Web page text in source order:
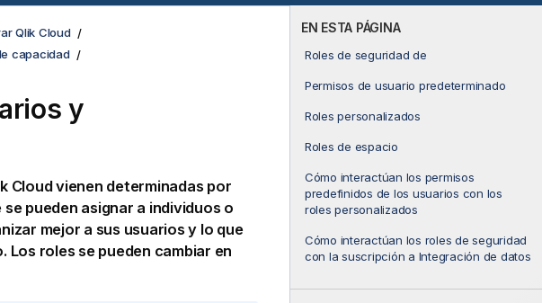
EN ESTA PÁGINA
Roles de seguridad de
Permisos de usuario predeterminado
Roles personalizados
Roles de espacio
Cómo interactúan los permisos
predefinidos de los usuarios con los
roles personalizados
Cómo interactúan los roles de seguridad
con la suscripción a Integración de datos
Qlik Cloud
capacidad
y
Cloudvienen determinadas por
pueden asignar a individuos o
mejor a sus usuarios y lo que
Los roles se pueden cambiar en